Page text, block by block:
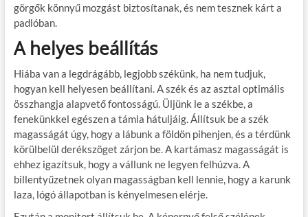
görgők könnyű mozgást biztosítanak, és nem tesznek kárt a
padlóban.
A helyes beállítás
Hiába van a legdrágább, legjobb székünk, ha nem tudjuk,
hogyan kell helyesen beállítani. A szék és az asztal optimális
összhangja alapvető fontosságú. Üljünk le a székbe, a
fenekünkkel egészen a támla hátuljáig. Állítsuk be a szék
magasságát úgy, hogy a lábunk a földön pihenjen, és a térdünk
körülbelül derékszöget zárjon be. A kartámasz magasságát is
ehhez igazítsuk, hogy a vállunk ne legyen felhúzva. A
billentyűzetnek olyan magasságban kell lennie, hogy a karunk
laza, lógó állapotban is kényelmesen elérje.